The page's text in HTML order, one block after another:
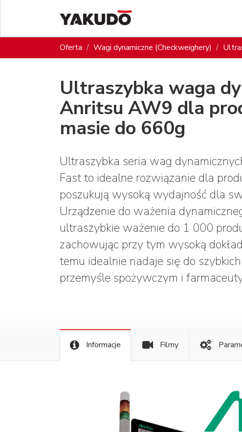
Oferta Wagi dynamiczne (Checkweighery)
Ultraszybka waga
Anritsu AW9 dla
masie do 660g
Ultraszybka seria wag
Fast to idealne rozwiązanie dla
poszukują wysoką wydajność dla
Urządzenie do ważenia
ultraszybkie ważenie do 1 000
zachowując przy tym wysoką
temu idealnie nadaje się do
przemyśle spożywczym i
Informacje Filmy